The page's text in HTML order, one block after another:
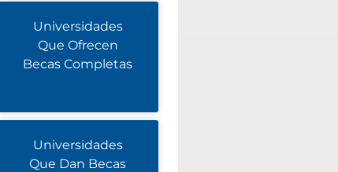
Universidades
Que Ofrecen
Becas Completas
Universidades
Que Dan Becas